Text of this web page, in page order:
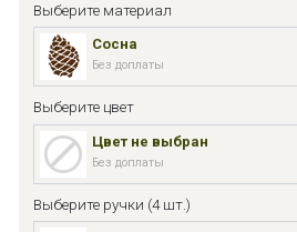
Выберите материал
Сосна
Без доплаты
Выберите цвет
Цвет не выбран
Без доплаты
Выберите ручки (4 шт.)